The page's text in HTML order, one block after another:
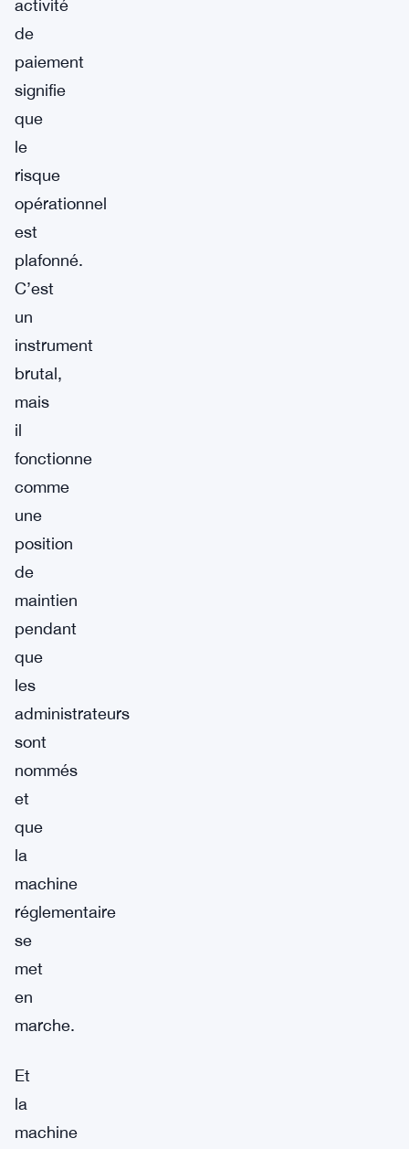
activité
de
paiement
signifie
que
le
risque
opérationnel
est
plafonné.
C’est
un
instrument
brutal,
mais
il
fonctionne
comme
une
position
de
maintien
pendant
que
les
administrateurs
sont
nommés
et
que
la
machine
réglementaire
se
met
en
marche.
Et
la
machine